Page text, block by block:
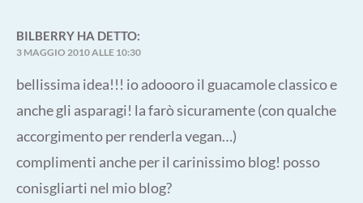
BILBERRY HA DETTO:
3 MAGGIO 2010 ALLE 10:30
bellissima idea!!! io adoooro il guacamole classico e
anche gli asparagi! la farò sicuramente (con qualche
accorgimento per renderla vegan…)
complimenti anche per il carinissimo blog! posso
conisgliarti nel mio blog?